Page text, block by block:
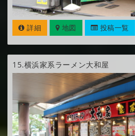
詳細 地図 投稿一覧
15.横浜家系ラーメン大和屋